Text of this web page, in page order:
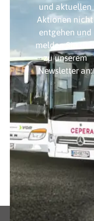
und aktuellen
Aktionen nicht
entgehen und
melden Sie sich
zu unserem
Newsletter an: